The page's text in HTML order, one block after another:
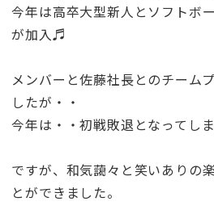
今年は高卒大型新人とソフトボ
が加入♬
メンバーと佐藤社長とのチーム
したが・・
今年は・・初戦敗退となってし
ですが、和気藹々と笑いありの
とができました。